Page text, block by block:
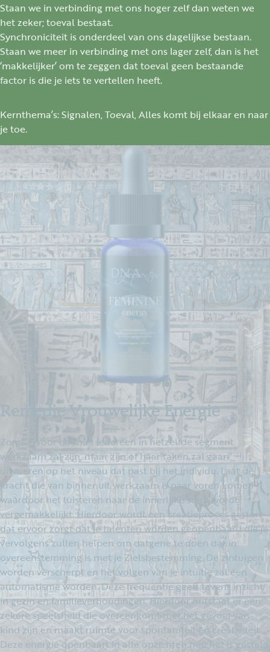
Staan we in verbinding met ons hoger zelf dan weten we
het zeker; toeval bestaat.
Synchroniciteit is onderdeel van ons dagelijkse bestaan.
Staan we meer in verbinding met ons lager zelf, dan is het
‘makkelijker’ om te zeggen dat toeval geen bestaande
factor is die je iets te vertellen heeft.
Kernthema’s: Signalen, Toeval, Alles komt bij elkaar en naar
je toe.
Remedie Vrouwelijke Energie
Zorgt ervoor dat niet iedereen in hetzelfde segment
werkzaam zal zijn, maar zijn of haar taken zal gaan
uitvoeren op het niveau dat past bij het individu. Laat de
kracht die van binnenuit werkzaam is naar voren komen
waardoor het luisteren naar de innerlijke stem wordt
vergemakkelijkt. Hierdoor wordt een creatieproces gestart
dat ervoor zorgt dat je talenten worden geopenbaard die je
vervolgens zullen helpen om datgene te doen dat in
overeenstemming is met je Zielsbestemming. De zintuigen
worden verscherpt en het volgen van je intuïtie zal een
automatisme worden. Deze frequentie geeft tevens inzicht
in gezin en familieverhoudingen. Hierdoor ontstaat er een
zekere speelsheid die overeenkomt met het gevoel van
kind zijn en maakt ruimte voor spontaniteit en creativiteit.
Deze energie openbaart in alle opzichten hoe het is gesteld